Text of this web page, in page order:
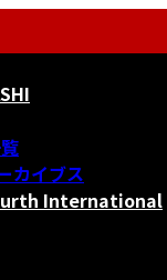
カイブス
International